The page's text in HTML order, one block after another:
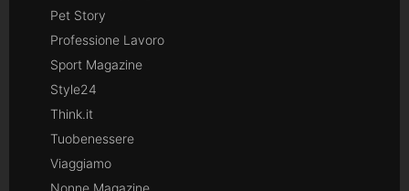
Pet Story
Professione Lavoro
Sport Magazine
Style24
Think.it
Tuobenessere
Viaggiamo
Nonne Magazine